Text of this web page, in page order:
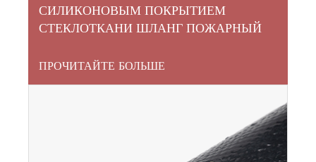
СИЛИКОНОВЫМ ПОКРЫТИЕМ
СТЕКЛОТКАНИ ШЛАНГ ПОЖАРНЫЙ
ПРОЧИТАЙТЕ БОЛЬШЕ